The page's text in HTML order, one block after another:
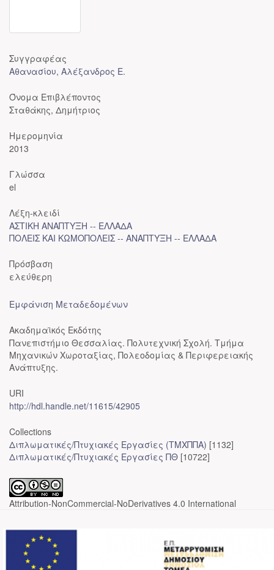
Συγγραφέας
Αθανασίου, Αλέξανδρος Ε.
Όνομα Επιβλέποντος
Σταθάκης, Δημήτριος
Ημερομηνία
2013
Γλώσσα
el
Λέξη-κλειδί
ΑΣΤΙΚΗ ΑΝΑΠΤΥΞΗ -- ΕΛΛΑΔΑ
ΠΟΛΕΙΣ ΚΑΙ ΚΩΜΟΠΟΛΕΙΣ -- ΑΝΑΠΤΥΞΗ -- ΕΛΛΑΔΑ
Πρόσβαση
ελεύθερη
Εμφάνιση Μεταδεδομένων
Ακαδημαϊκός Εκδότης
Πανεπιστήμιο Θεσσαλίας. Πολυτεχνική Σχολή. Τμήμα
Μηχανικών Χωροταξίας, Πολεοδομίας & Περιφερειακής
Ανάπτυξης.
URI
http://hdl.handle.net/11615/42905
Collections
Διπλωματικές/Πτυχιακές Εργασίες (ΤΜΧΠΠΑ) [1132]
Διπλωματικές/Πτυχιακές Εργασίες ΠΘ [10722]
Attribution-NonCommercial-NoDerivatives 4.0 International